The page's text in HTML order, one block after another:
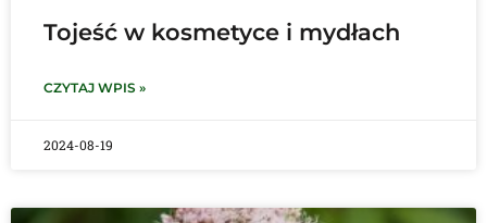
Tojeść w kosmetyce i mydłach
CZYTAJ WPIS »
2024-08-19